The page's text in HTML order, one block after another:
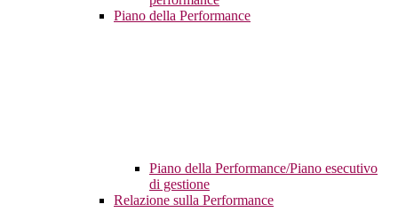
Piano della Performance
Piano della Performance/Piano esecutivo
di gestione
Relazione sulla Performance